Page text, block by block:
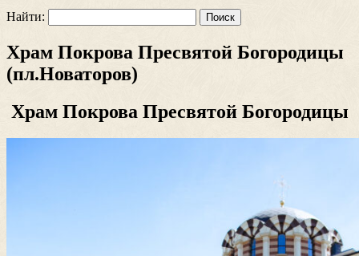
Найти:
Храм Покрова Пресвятой Богородицы
(пл.Новаторов)
Храм Покрова Пресвятой Богородицы